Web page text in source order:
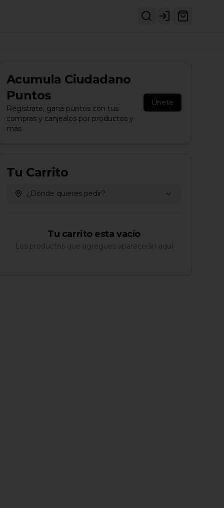
Login
Acumula Ciudadano
Puntos
Regístrate, gana puntos con tus
compras y canjealos por productos y
más
Únete
Tu Carrito
¿Dónde quieres pedir?
Tu carrito esta vacío
Los productos que agregues aparecerán aquí